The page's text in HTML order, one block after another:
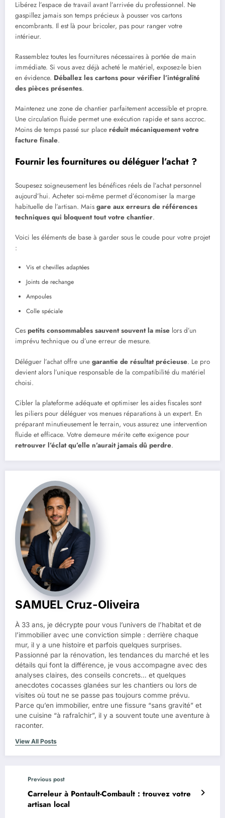
Libérez l’espace de travail avant l’arrivée du professionnel. Ne
gaspillez jamais son temps précieux à pousser vos cartons
encombrants. Il est là pour bricoler, pas pour ranger votre
intérieur.
Rassemblez toutes les fournitures nécessaires à portée de main
immédiate. Si vous avez déjà acheté le matériel, exposez-le bien
en évidence. Déballez les cartons pour vérifier l’intégralité
des pièces présentes.
Maintenez une zone de chantier parfaitement accessible et propre.
Une circulation fluide permet une exécution rapide et sans accroc.
Moins de temps passé sur place réduit mécaniquement votre
facture finale.
Fournir les fournitures ou déléguer l’achat ?
Soupesez soigneusement les bénéfices réels de l’achat personnel
aujourd’hui. Acheter soi-même permet d’économiser la marge
habituelle de l’artisan. Mais gare aux erreurs de références
techniques qui bloquent tout votre chantier.
Voici les éléments de base à garder sous le coude pour votre projet
:
Vis et chevilles adaptées
Joints de rechange
Ampoules
Colle spéciale
Ces petits consommables sauvent souvent la mise lors d’un
imprévu technique ou d’une erreur de mesure.
Déléguer l’achat offre une garantie de résultat précieuse. Le pro
devient alors l’unique responsable de la compatibilité du matériel
choisi.
Cibler la plateforme adéquate et optimiser les aides fiscales sont
les piliers pour déléguer vos menues réparations à un expert. En
préparant minutieusement le terrain, vous assurez une intervention
fluide et efficace. Votre demeure mérite cette exigence pour
retrouver l’éclat qu’elle n’aurait jamais dû perdre.
SAMUEL Cruz-Oliveira
À 33 ans, je décrypte pour vous l’univers de l’habitat et de
l’immobilier avec une conviction simple : derrière chaque
mur, il y a une histoire et parfois quelques surprises.
Passionné par la rénovation, les tendances du marché et les
détails qui font la différence, je vous accompagne avec des
analyses claires, des conseils concrets… et quelques
anecdotes cocasses glanées sur les chantiers ou lors de
visites où tout ne se passe pas toujours comme prévu.
Parce qu’en immobilier, entre une fissure “sans gravité” et
une cuisine “à rafraîchir”, il y a souvent toute une aventure à
raconter.
View All Posts
Previous post
Carreleur à Pontault-Combault : trouvez votre
artisan local